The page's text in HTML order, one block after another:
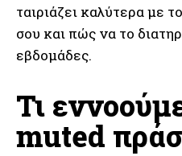
ταιριάζει καλύτερα με
σου και πώς να το
εβδομάδες.
Τι
muted